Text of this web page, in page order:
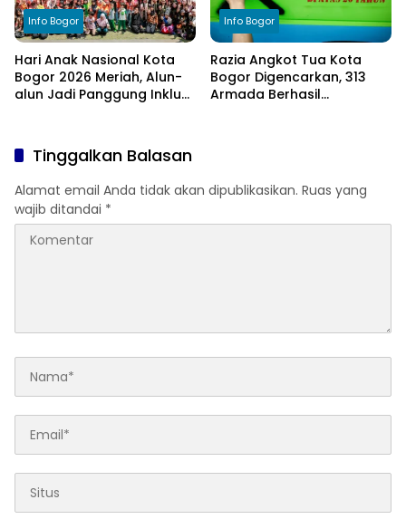
Info Bogor
Hari Anak Nasional Kota
Bogor 2026 Meriah, Alun-
alun Jadi Panggung Inklusi
Info Bogor
Razia Angkot Tua Kota
Bogor Digencarkan, 313
Armada Berhasil
Tinggalkan Balasan
Alamat email Anda tidak akan dipublikasikan. Ruas yang
wajib ditandai *